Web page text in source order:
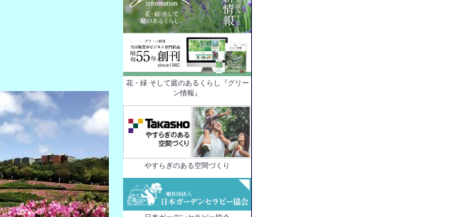
花・緑 そして庭のあるくらし『グリー
ン情報』
やすらぎのある空間づくり